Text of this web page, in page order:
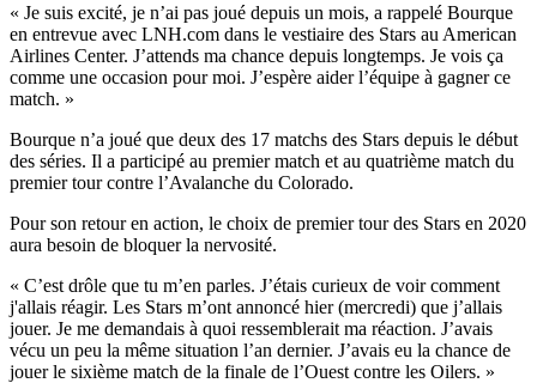
« Je suis excité, je n’ai pas joué depuis un mois, a rappelé Bourque
en entrevue avec LNH.com dans le vestiaire des Stars au American
Airlines Center. J’attends ma chance depuis longtemps. Je vois ça
comme une occasion pour moi. J’espère aider l’équipe à gagner ce
match. »
Bourque n’a joué que deux des 17 matchs des Stars depuis le début
des séries. Il a participé au premier match et au quatrième match du
premier tour contre l’Avalanche du Colorado.
Pour son retour en action, le choix de premier tour des Stars en 2020
aura besoin de bloquer la nervosité.
« C’est drôle que tu m’en parles. J’étais curieux de voir comment
j'allais réagir. Les Stars m’ont annoncé hier (mercredi) que j’allais
jouer. Je me demandais à quoi ressemblerait ma réaction. J’avais
vécu un peu la même situation l’an dernier. J’avais eu la chance de
jouer le sixième match de la finale de l’Ouest contre les Oilers. »